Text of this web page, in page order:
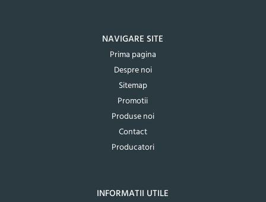
NAVIGARE SITE
Prima pagina
Despre noi
Sitemap
Promotii
Produse noi
Contact
Producatori
INFORMATII UTILE